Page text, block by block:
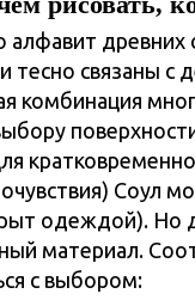
древних
тесно связаны с
комбинация
Соул
одеждой). Но
материал.
с выбором: